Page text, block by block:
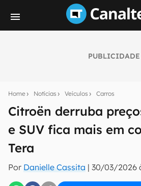
PUBLICIDADE
Home Notícias Veículos Carros
Citroën derruba
e SUV fica mais em
Tera
Por Danielle Cassita | 30/03/2026
notícias e reviews sobre
mão.
E-mail
inscreva-se